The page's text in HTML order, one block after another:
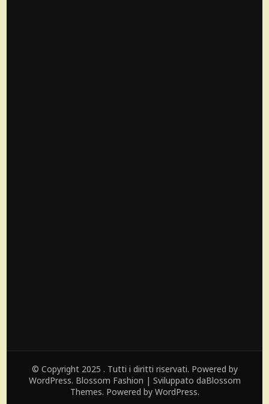
© Copyright 2025 . Tutti i diritti riservati. Powered by
WordPress. Blossom Fashion | Sviluppato daBlossom
Themes. Powered by WordPress.